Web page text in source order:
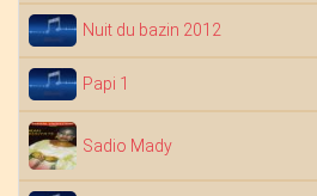
Nuit du bazin 2012
Papi 1
Sadio Mady